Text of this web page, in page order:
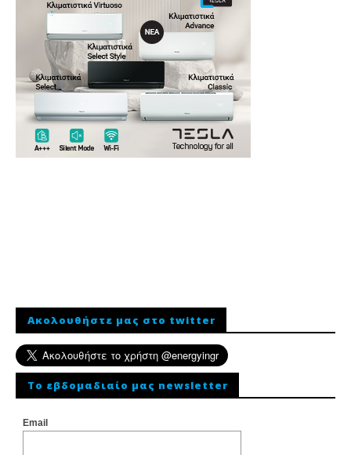
Ακολουθήστε μας στο twitter
To εβδομαδιαίο μας newsletter
Email